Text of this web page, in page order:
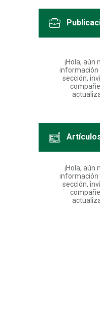
¡Hola, aún
información
sección,
¡Hola, aún
información
sección,